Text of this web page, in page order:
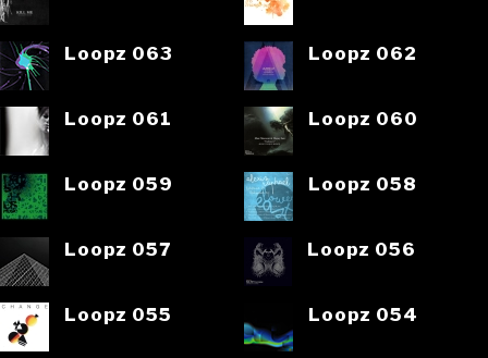
Loopz 063 Loopz 062
Loopz 061 Loopz 060
Loopz 059 Loopz 058
Loopz 057 Loopz 056
Loopz 055 Loopz 054